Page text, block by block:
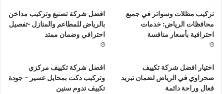
تركيب مظلات وسواتر في جميع
محافظات الرياض: خدمات
احترافية بأسعار منافسة
افضل شركة تصنيع وتركيب مداخن
بالرياض للمطاعم والمنازل -تفصيل
احترافي وضمان ممتد
اختيار افضل شركة تكييف
صحراوي في الرياض لضمان تبريد
فعال وراحة دائمة
افضل شركة تكييف مركزي
وتركيب دكت بمحايل عسير – جودة
تكييف تدوم سنين